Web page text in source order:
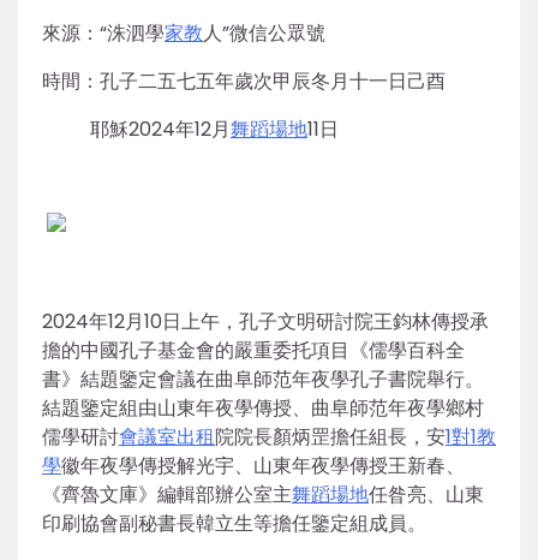
來源：“洙泗學家教人”微信公眾號
時間：孔子二五七五年歲次甲辰冬月十一日己酉
耶穌2024年12月舞蹈場地11日
2024年12月10日上午，孔子文明研討院王鈞林傳授承
擔的中國孔子基金會的嚴重委托項目《儒學百科全
書》結題鑒定會議在曲阜師范年夜學孔子書院舉行。
結題鑒定組由山東年夜學傳授、曲阜師范年夜學鄉村
儒學研討會議室出租院院長顏炳罡擔任組長，安1對1教
學徽年夜學傳授解光宇、山東年夜學傳授王新春、
《齊魯文庫》編輯部辦公室主舞蹈場地任昝亮、山東
印刷協會副秘書長韓立生等擔任鑒定組成員。